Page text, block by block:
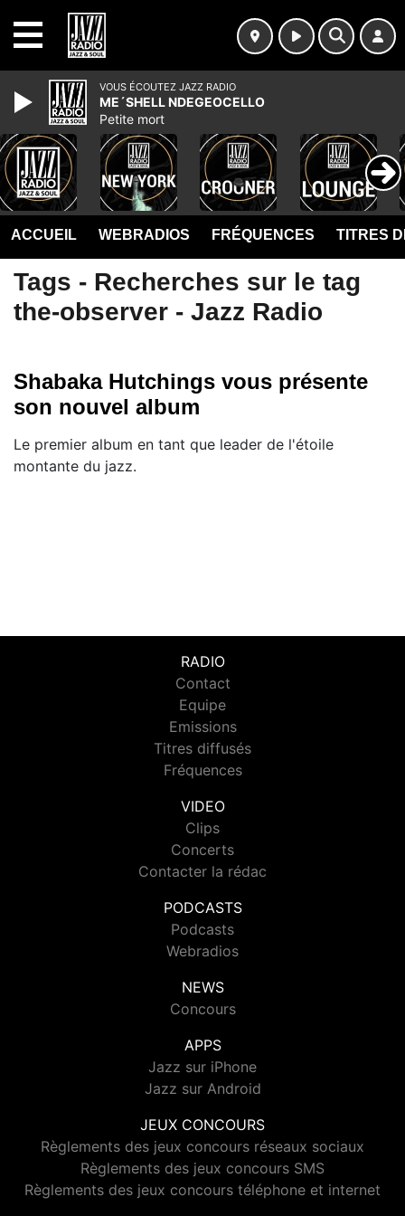
ACCUEIL WEBRADIOS FRÉQUENCES TITRES
Tags - Recherches sur le tag
the-observer - Jazz Radio
Shabaka Hutchings vous présente
son nouvel album
Le premier album en tant que leader de l'étoile
montante du jazz.
RADIO
Contact
Equipe
Emissions
Titres diffusés
Fréquences
VIDEO
Clips
Concerts
Contacter la rédac
PODCASTS
Podcasts
Webradios
NEWS
Concours
APPS
Jazz sur iPhone
Jazz sur Android
JEUX CONCOURS
Règlements des jeux concours réseaux sociaux
Règlements des jeux concours SMS
Règlements des jeux concours téléphone et internet
VOUS ÉCOUTEZ JAZZ RADIO
ME´SHELL NDEGEOCELLO
Petite mort